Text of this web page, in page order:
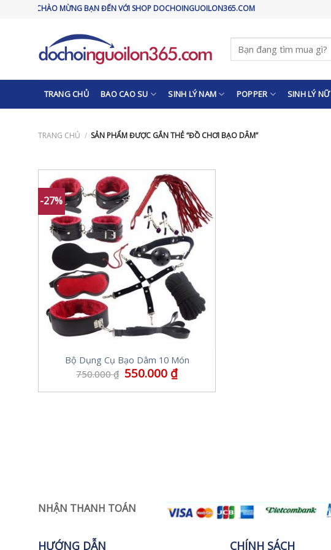
CHÀO MỪNG BẠN ĐẾN VỚI SHOP DOCHOINGUOILON365.COM
Tìm
kiếm:
TRANG CHỦ BAO CAO SU SINH LÝ NAM POPPER SINH LÝ NỮ
TRANG CHỦ / SẢN PHẨM ĐƯỢC GẮN THẺ “ĐỒ CHƠI BẠO DÂM”
-27%
Bộ Dụng Cụ Bạo Dâm 10 Món
750.000₫ 550.000 ₫
NHẬN THANH TOÁN
HƯỚNG DẪN CHÍNH SÁCH